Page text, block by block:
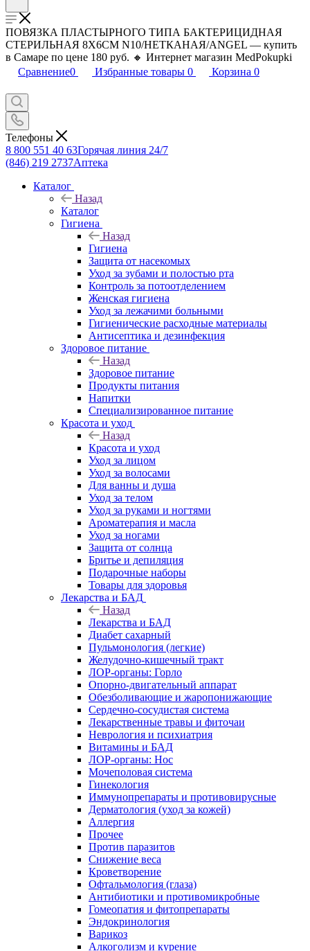
ПОВЯЗКА ПЛАСТЫРНОГО ТИПА БАКТЕРИЦИДНАЯ
СТЕРИЛЬНАЯ 8Х6СМ N10/НЕТКАНАЯ/ANGEL — купить
в Самаре по цене 180 руб. 🔸 Интернет магазин MedPokupki
Сравнение0 Избранные товары 0 Корзина 0
Телефоны
8 800 551 40 63Горячая линия 24/7
(846) 219 2737Аптека
Каталог
Назад
Каталог
Гигиена
Назад
Гигиена
Защита от насекомых
Уход за зубами и полостью рта
Контроль за потоотделением
Женская гигиена
Уход за лежачими больными
Гигиенические расходные материалы
Антисептика и дезинфекция
Здоровое питание
Назад
Здоровое питание
Продукты питания
Напитки
Специализированное питание
Красота и уход
Назад
Красота и уход
Уход за лицом
Уход за волосами
Для ванны и душа
Уход за телом
Уход за руками и ногтями
Ароматерапия и масла
Уход за ногами
Защита от солнца
Бритье и депиляция
Подарочные наборы
Товары для здоровья
Лекарства и БАД
Назад
Лекарства и БАД
Диабет сахарный
Пульмонология (легкие)
Желудочно-кишечный тракт
ЛОР-органы: Горло
Опорно-двигательный аппарат
Обезболивающие и жаропонижающие
Сердечно-сосудистая система
Лекарственные травы и фиточаи
Неврология и психиатрия
Витамины и БАД
ЛОР-органы: Нос
Мочеполовая система
Гинекология
Иммунопрепараты и противовирусные
Дерматология (уход за кожей)
Аллергия
Прочее
Против паразитов
Снижение веса
Кроветворение
Офтальмология (глаза)
Антибиотики и противомикробные
Гомеопатия и фитопрепараты
Эндокринология
Варикоз
Алкоголизм и курение